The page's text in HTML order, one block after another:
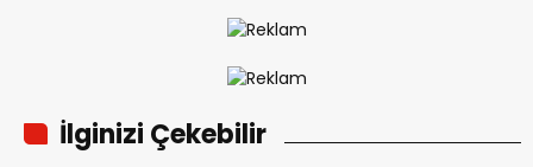
İlginizi Çekebilir